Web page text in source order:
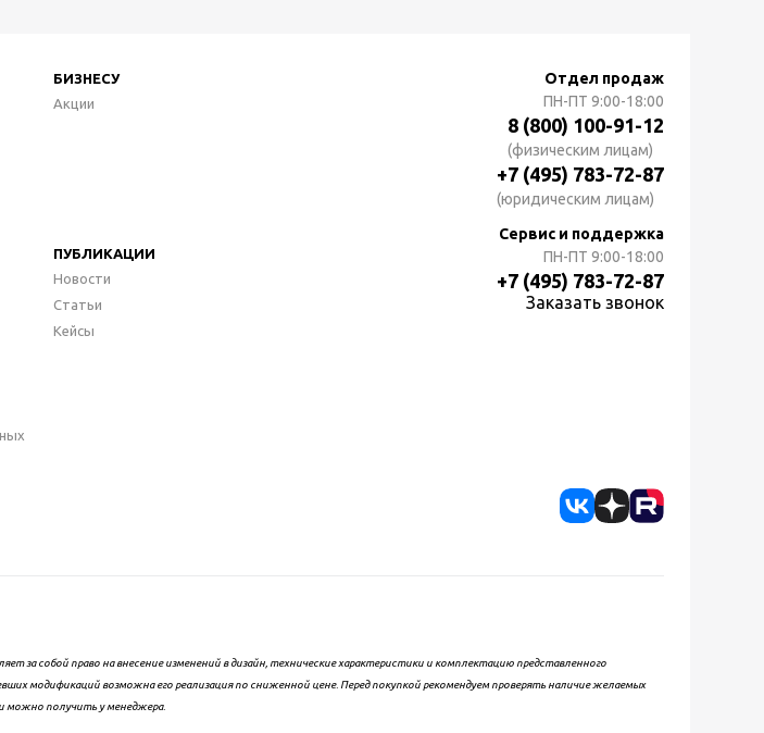
БИЗНЕСУ
Акции
ПУБЛИКАЦИИ
Новости
Статьи
Кейсы
Отдел продаж
ПН-ПТ 9:00-18:00
8 (800) 100-91-12
(физическим лицам)
+7 (495) 783-72-87
(юридическим лицам)
Сервис и поддержка
ПН-ПТ 9:00-18:00
+7 (495) 783-72-87
Заказать звонок
за собой право на внесение изменений в дизайн, технические характеристики и комплектацию представленного
модификаций возможна его реализация по сниженной цене. Перед покупкой рекомендуем проверять наличие желаемых
можно получить у менеджера.